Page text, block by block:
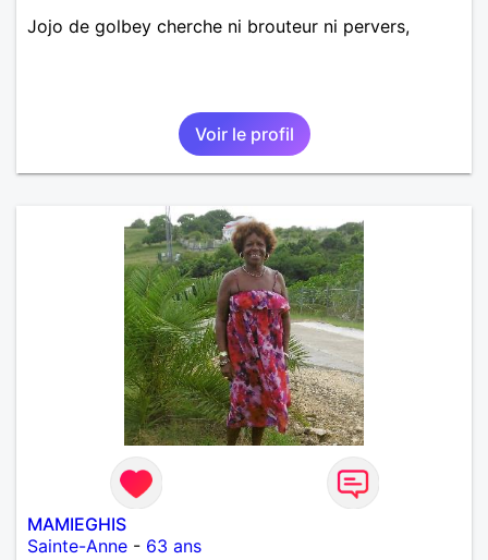
Jojo de golbey cherche ni brouteur ni pervers,
Voir le profil
MAMIEGHIS
Sainte-Anne - 63 ans